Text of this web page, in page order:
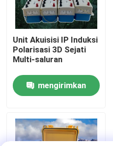
Hubungi kami
Quote request suatu
Instrumen Eksplorasi
Logging Sumur Geofisika
Unit Akuisisi IP Induksi
Polarisasi 3D Sejati
Multi-saluran
mengirimkan